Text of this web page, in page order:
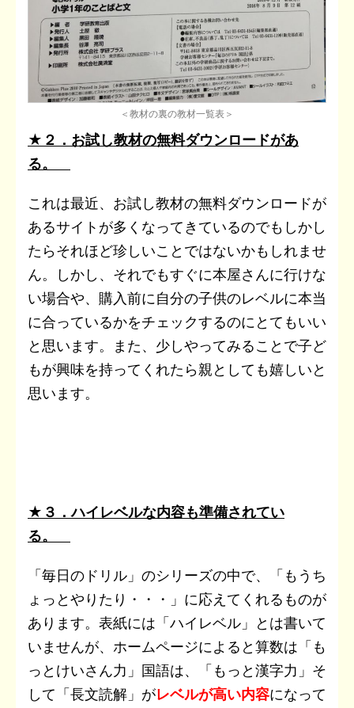
＜教材の裏の教材一覧表＞
★２．お試し教材の無料ダウンロードがあ
る。
これは最近、お試し教材の無料ダウンロードが
あるサイトが多くなってきているのでもしかし
たらそれほど珍しいことではないかもしれませ
ん。しかし、それでもすぐに本屋さんに行けな
い場合や、購入前に自分の子供のレベルに本当
に合っているかをチェックするのにとてもいい
と思います。また、少しやってみることで子ど
もが興味を持ってくれたら親としても嬉しいと
思います。
★３．ハイレベルな内容も準備されてい
る。
「毎日のドリル」のシリーズの中で、「もうち
ょっとやりたり・・・」に応えてくれるものが
あります。表紙には「ハイレベル」とは書いて
いませんが、ホームページによると算数は「も
っとけいさん力」国語は、「もっと漢字力」そ
して「長文読解」がレベルが高い内容になって